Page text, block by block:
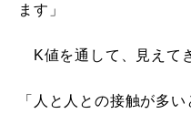
ます」
K値を通して、見えて
「人と人との接触が多